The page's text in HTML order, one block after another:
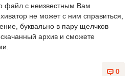
файл с неизвестным Вам
не может с ним справиться,
буквально в пару щелчков
архив и сможете
0